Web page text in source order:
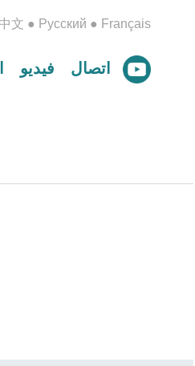
文 ● Русский ● Français
فيديو اتصال